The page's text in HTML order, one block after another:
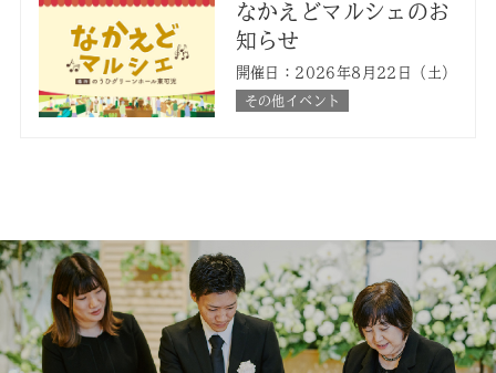
なかえどマルシェのお
知らせ
開催日：2026年8月22日（土）
その他イベント